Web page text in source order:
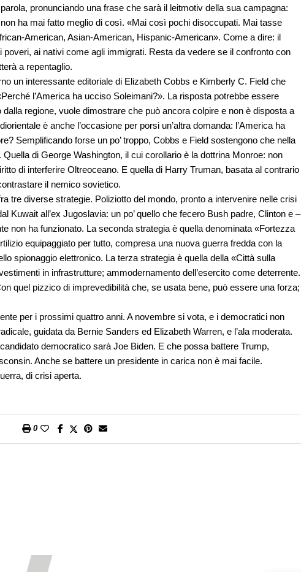
pronunciando una frase che sarà il leitmotiv della sua campagna:
ha mai fatto meglio di così. «Mai così pochi disoccupati. Mai tasse
American, Asian-American, Hispanic-American». Come a dire: il
ai nativi come agli immigrati. Resta da vedere se il confronto con
a repentaglio.
un interessante editoriale di Elizabeth Cobbs e Kimberly C. Field che
l’America ha ucciso Soleimani?». La risposta potrebbe essere
regione, vuole dimostrare che può ancora colpire e non è disposta a
è anche l’occasione per porsi un’altra domanda: l’America ha
Semplificando forse un po’ troppo, Cobbs e Field sostengono che nella
di George Washington, il cui corollario è la dottrina Monroe: non
di interferire Oltreoceano. E quella di Harry Truman, basata al contrario
il nemico sovietico.
tre diverse strategie. Poliziotto del mondo, pronto a intervenire nelle crisi
Kuwait all’ex Jugoslavia: un po’ quello che fecero Bush padre, Clinton e –
non ha funzionato. La seconda strategia è quella denominata «Fortezza
equipaggiato per tutto, compresa una nuova guerra fredda con la
spionaggio elettronico. La terza strategia è quella della «Città sulla
in infrastrutture; ammodernamento dell’esercito come deterrente.
quel pizzico di imprevedibilità che, se usata bene, può essere una forza;
per i prossimi quattro anni. A novembre si vota, e i democratici non
guidata da Bernie Sanders ed Elizabeth Warren, e l’ala moderata.
democratico sarà Joe Biden. E che possa battere Trump,
Anche se battere un presidente in carica non è mai facile.
di crisi aperta.
0